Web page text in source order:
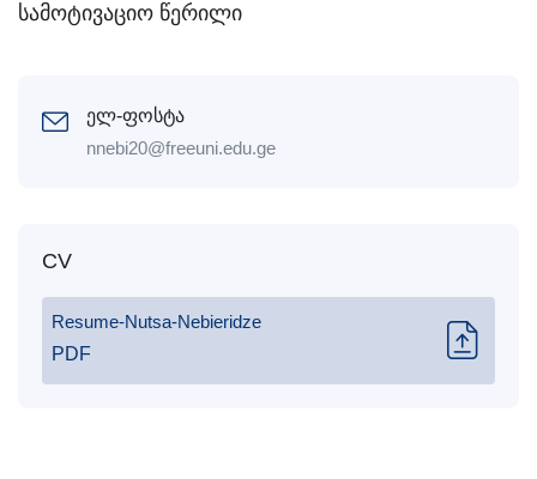
სამოტივაციო წერილი
ელ-ფოსტა
nnebi20@freeuni.edu.ge
CV
Resume-Nutsa-Nebieridze
PDF